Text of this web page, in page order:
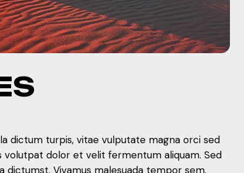
dictum turpis, vitae vulputate magna orci sed
volutpat dolor et velit fermentum aliquam. Sed
dictumst. Vivamus malesuada tempor sem.